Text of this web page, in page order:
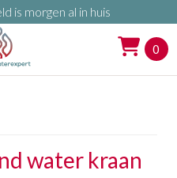
is morgen al in huis
0
water kraan